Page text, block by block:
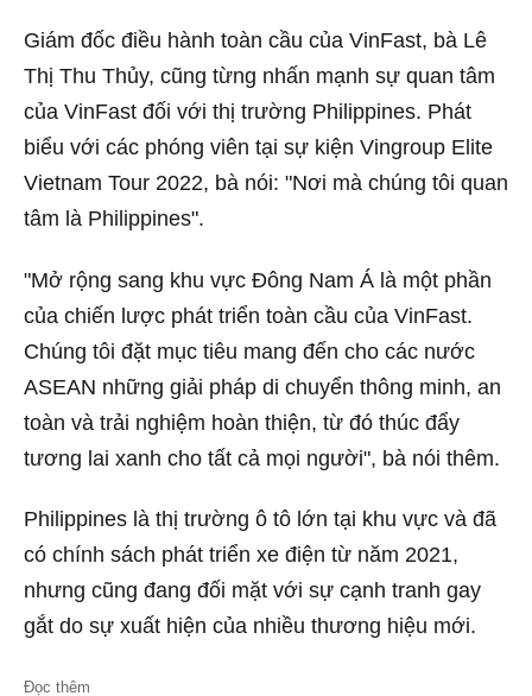
Giám đốc điều hành toàn cầu của VinFast, bà Lê
Thị Thu Thủy, cũng từng nhấn mạnh sự quan tâm
của VinFast đối với thị trường Philippines. Phát
biểu với các phóng viên tại sự kiện Vingroup Elite
Vietnam Tour 2022, bà nói: "Nơi mà chúng tôi quan
tâm là Philippines".
"Mở rộng sang khu vực Đông Nam Á là một phần
của chiến lược phát triển toàn cầu của VinFast.
Chúng tôi đặt mục tiêu mang đến cho các nước
ASEAN những giải pháp di chuyển thông minh, an
toàn và trải nghiệm hoàn thiện, từ đó thúc đẩy
tương lai xanh cho tất cả mọi người", bà nói thêm.
Philippines là thị trường ô tô lớn tại khu vực và đã
có chính sách phát triển xe điện từ năm 2021,
nhưng cũng đang đối mặt với sự cạnh tranh gay
gắt do sự xuất hiện của nhiều thương hiệu mới.
Đọc thêm